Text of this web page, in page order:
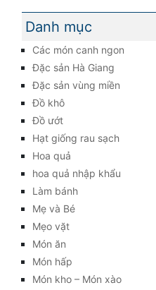
Danh mục
Các món canh ngon
Đặc sản Hà Giang
Đặc sản vùng miền
Đồ khô
Đồ ướt
Hạt giống rau sạch
Hoa quả
hoa quả nhập khẩu
Làm bánh
Mẹ và Bé
Mẹo vặt
Món ăn
Món hấp
Món kho – Món xào